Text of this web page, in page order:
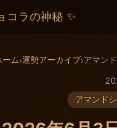
コラの神秘 ✨
ーム›運勢アーカイブ›アマン
アマンド